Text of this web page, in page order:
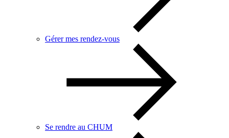
Gérer mes rendez-vous
Se rendre au CHUM